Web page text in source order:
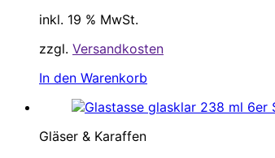
inkl. 19 % MwSt.
zzgl. Versandkosten
In den Warenkorb
Gläser & Karaffen